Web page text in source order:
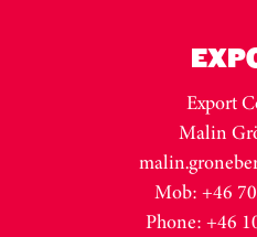
Export
Malin
Mob: +46
Phone: +46